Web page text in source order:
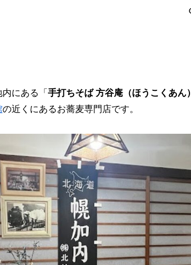
にある「 手打ちそば 方谷庵（ほうこくあん）
の近くにあるお蕎麦専門店です。